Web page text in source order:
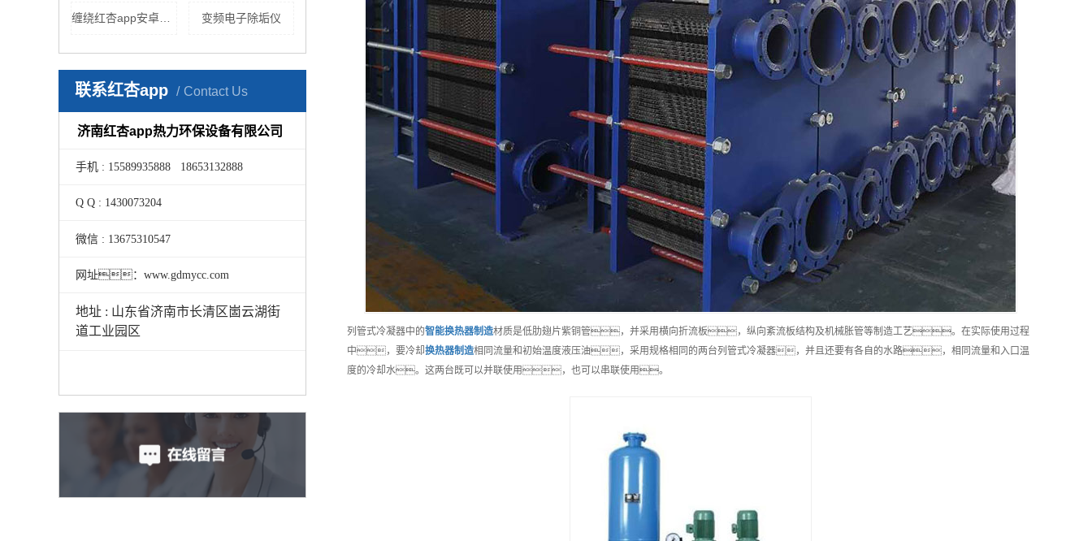
变频电子除垢仪
联系红杏app Contact Us
济南红杏app热力环保设备有限公司
手机 : 15589935888 18653132888
Q Q : 1430073204
微信 : 13675310547
网址：www.gdmycc.com
地址 : 山东省济南市长清区崮云湖街
道工业园区
列管式冷凝器中的智能换热器制造材质是低肋翅片紫铜管，并采用横向折流板，纵向紊流板结构及机械胀管等制造工艺。在实际使用过程
中，要冷却换热器制造相同流量和初始温度液压油，采用规格相同的两台列管式冷凝器，并且还要有各自的水路，相同流量和入口温
度的冷却水。这两台既可以并联使用，也可以串联使用。